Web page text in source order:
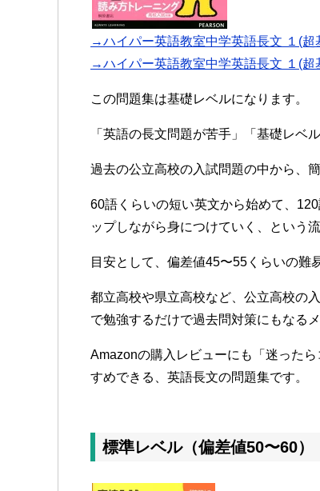
→ハイパー英語教室中学英語長文 １(超
→ハイパー英語教室中学英語長文 １(超
この問題集は基礎レベルになります。
「英語の長文問題が苦手」「基礎レベ
過去の公立高校の入試問題の中から、
60語くらいの短い英文から始めて、
ップしながら身につけていく、という
目安として、偏差値45〜55くらいの難
都立高校や県立高校など、公立高校の
で勉強するだけで過去問対策にもなる
Amazonの購入レビューにも「迷った
すめできる、英語長文の問題集です。
標準レベル（偏差値50〜60）